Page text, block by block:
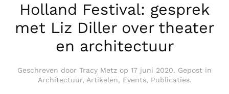
Holland Festival: gesprek
met Liz Diller over theater
en architectuur
Geschreven door Tracy Metz op 17 juni 2020. Gepost in
Architectuur, Artikelen, Events, Publicaties.